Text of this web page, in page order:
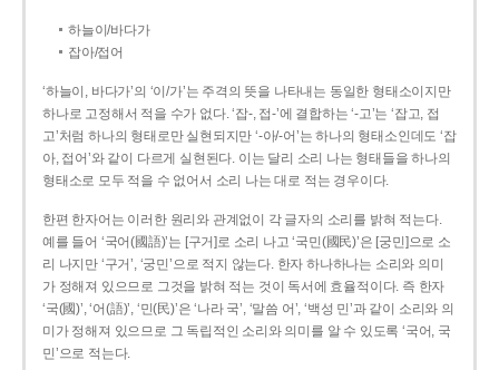
하늘이/바다가
잡아/접어
‘하늘이, 바다가’의 ‘이/가’는 주격의 뜻을 나타내는 동일한 형태소이지만
하나로 고정해서 적을 수가 없다. ‘잡-, 접-’에 결합하는 ‘-고’는 ‘잡고, 접
고’처럼 하나의 형태로만 실현되지만 ‘-아/-어’는 하나의 형태소인데도 ‘잡
아, 접어’와 같이 다르게 실현된다. 이는 달리 소리 나는 형태들을 하나의
형태소로 모두 적을 수 없어서 소리 나는 대로 적는 경우이다.
한편 한자어는 이러한 원리와 관계없이 각 글자의 소리를 밝혀 적는다.
예를 들어 ‘국어(國語)’는 [구거]로 소리 나고 ‘국민(國民)’은 [궁민]으로 소
리 나지만 ‘구거’, ‘궁민’으로 적지 않는다. 한자 하나하나는 소리와 의미
가 정해져 있으므로 그것을 밝혀 적는 것이 독서에 효율적이다. 즉 한자
‘국(國)’, ‘어(語)’, ‘민(民)’은 ‘나라 국’, ‘말씀 어’, ‘백성 민’과 같이 소리와 의
미가 정해져 있으므로 그 독립적인 소리와 의미를 알 수 있도록 ‘국어, 국
민’으로 적는다.